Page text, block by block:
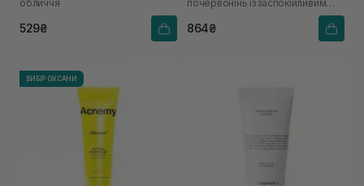
обличчя
529₴
почервонінь із заспокійливим
864₴
ВИБІР ОКСАНИ